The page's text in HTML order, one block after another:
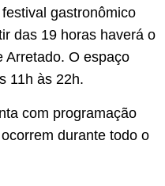
gastronômico
das 19 horas haverá o
Arretado. O espaço
11h às 22h.
com programação
durante todo o